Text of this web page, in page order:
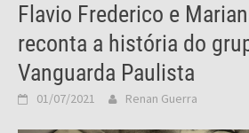
Flavio Frederico e
reconta a história do
Vanguarda Paulista
01/07/2021 Renan Guerra